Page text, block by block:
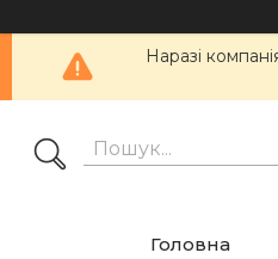
Наразі
Головна